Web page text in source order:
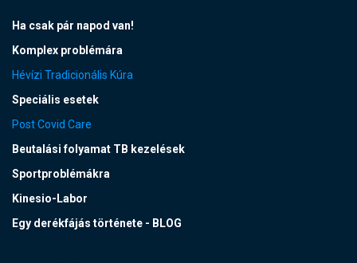
Ha csak pár napod van!
Komplex problémára
Hévízi Tradicionális Kúra
Speciális esetek
Post Covid Care
Beutalási folyamat TB kezelések
Sportproblémákra
Kinesio-Labor
Egy derékfájás története - BLOG